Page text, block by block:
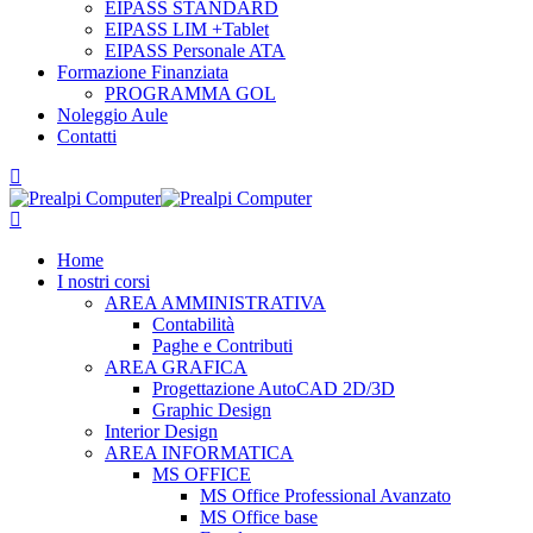
EIPASS STANDARD
EIPASS LIM +Tablet
EIPASS Personale ATA
Formazione Finanziata
PROGRAMMA GOL
Noleggio Aule
Contatti
Home
I nostri corsi
AREA AMMINISTRATIVA
Contabilità
Paghe e Contributi
AREA GRAFICA
Progettazione AutoCAD 2D/3D
Graphic Design
Interior Design
AREA INFORMATICA
MS OFFICE
MS Office Professional Avanzato
MS Office base